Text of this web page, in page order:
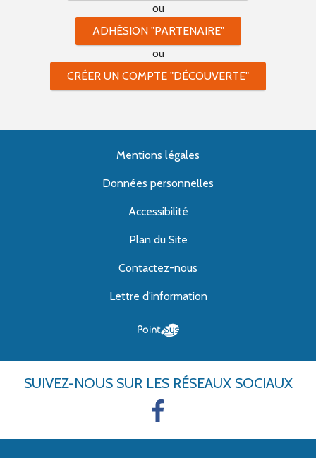
ou
ADHÉSION "PARTENAIRE"
ou
CRÉER UN COMPTE "DÉCOUVERTE"
Mentions légales
Données personnelles
Accessibilité
Plan du Site
Contactez-nous
Lettre d'information
SUIVEZ-NOUS SUR LES RÉSEAUX SOCIAUX